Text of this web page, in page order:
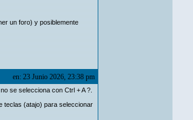
un foro) y posiblemente
en: 23 Junio 2026, 23:38 pm
se selecciona con Ctrl + A ?.
teclas (atajo) para seleccionar